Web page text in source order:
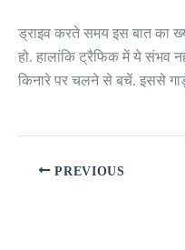
ड्राइव करते समय इस बात का
हो. हालांकि ट्रैफिक में ये संभव
किनारे पर चलने से बचें. इससे
PREVIOUS